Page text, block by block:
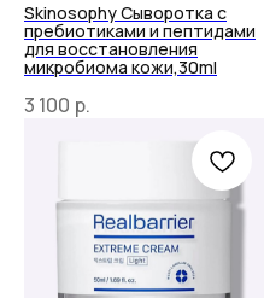
Skinosophy Сыворотка с
пребиотиками и пептидами
для восстановления
микробиома кожи,30ml
3 100 р.